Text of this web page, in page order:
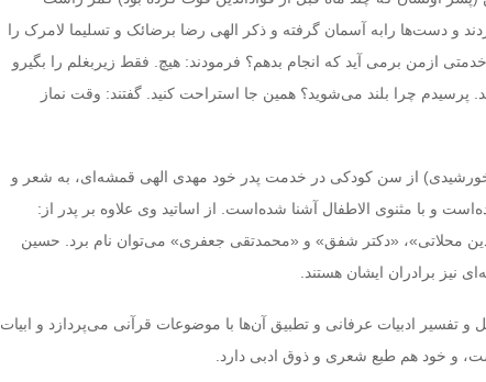
و دست‌ها رابه آسمان گرفته و ذکر الهی رضا برضائک و تسلیما لامرک را
ازمن برمی آید که انجام بدهم؟ فرمودند: هیچ. فقط زیربغلم را بگیرو
پرسیدم چرا بلند می‌شوید؟ همین جا استراحت کنید. گفتند: وقت نماز
الهی قمشه‌ای (متولد ۱۳۱۶ خورشیدی) از سن کودکی در خدمت پدر خود مهدی الهی قمشه‌ای، به شعر و
و با مثنوی الاطفال آشنا شده‌است. از اساتید وی علاوه بر پدر از:
محلاتی»، «دکتر شفق» و «محمدتقی جعفری» می‌توان نام برد. حسین
نیز برادران ایشان هستند.
و تفسیر ادبیات عرفانی و تطبیق آن‌ها با موضوعات قرآنی می‌پردازد و ابیات
و خود هم طبع شعری و ذوق ادبی دارد.